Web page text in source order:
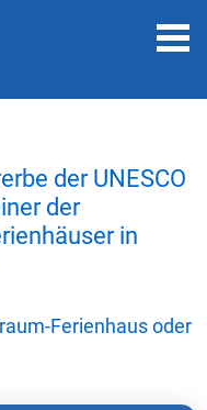
der UNESCO
der
in
Ferienhaus oder